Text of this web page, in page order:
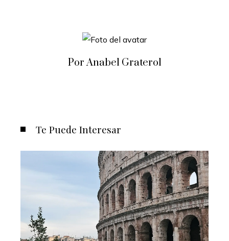
Por Anabel Graterol
Te Puede Interesar